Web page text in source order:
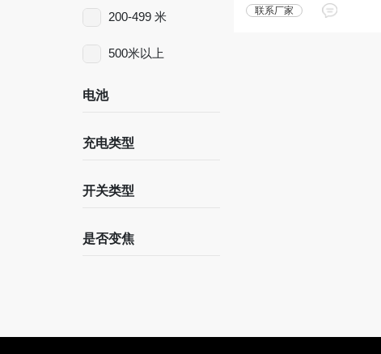
200-499 米
500米以上
电池
充电类型
开关类型
是否变焦
联系厂家